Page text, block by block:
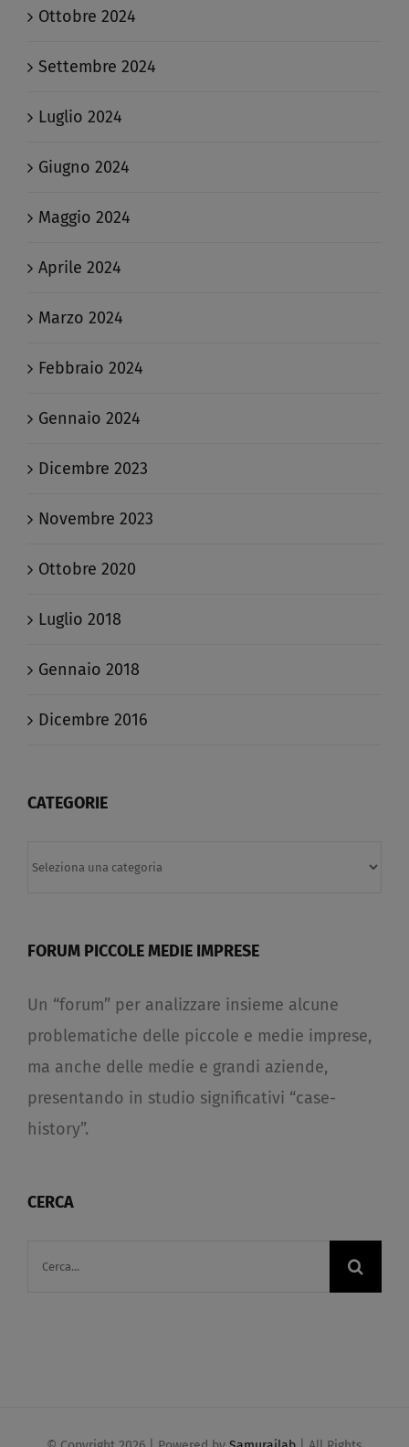
Ottobre 2024
Settembre 2024
Luglio 2024
Giugno 2024
Maggio 2024
Aprile 2024
Marzo 2024
Febbraio 2024
Gennaio 2024
Dicembre 2023
Novembre 2023
Ottobre 2020
Luglio 2018
Gennaio 2018
Dicembre 2016
CATEGORIE
FORUM PICCOLE MEDIE IMPRESE
Un “forum” per analizzare insieme alcune
problematiche delle piccole e medie imprese,
ma anche delle medie e grandi aziende,
presentando in studio significativi “case-
history”.
CERCA